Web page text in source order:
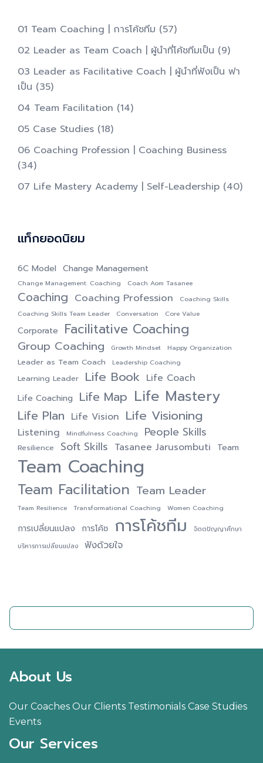
01 Team Coaching | การโค้ชทีม (57)
02 Leader as Team Coach | ผู้นำที่โค้ชทีมเป็น​ (9)
03 Leader as Facilitative Coach | ผู้นำที่ฟังเป็น ฟา
เป็น​ (35)
04 Team Facilitation (14)
05 Case Studies (18)
06 Coaching Profession | Coaching Business
(34)
07 Life Mastery Academy | Self-Leadership (40)
แท็กยอดนิยม
6C Model Change Management
Change Management. Coaching Coach Aom Tasanee
Coaching Coaching Profession
Coaching Skills
Coaching Skills Team Leader
Conversation Core Value
Corporate Facilitative Coaching
Group Coaching Growth Mindset Happy Organization
Leader as Team Coach Leadership Coaching
Learning Leader Life Book Life Coach
Life Coaching Life Map Life Mastery
Life Plan Life Vision Life Visioning
Listening Mindfulness Coaching People Skills
Resilience Soft Skills Tasanee Jarusombuti Team
Team Coaching
Team Facilitation Team Leader
Team Resilience Transformational Coaching Women Coaching
การเปลี่ยนแปลง การโค้ช การโค้ชทีม
จิตตปัญญาศึกษา
บริหารการเปลี่ยนแปลง
ฟังด้วยใจ
About Us
Our Coaches Our Clients Testimonials Case Studies
Events
Our Services